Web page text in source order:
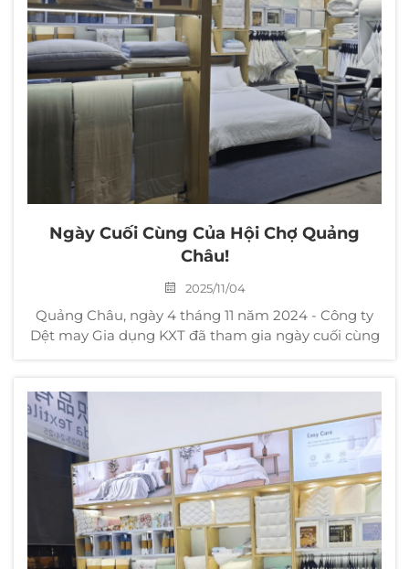
Ngày Cuối Cùng Của Hội Chợ Quảng
Châu!
2025/11/04
Quảng Châu, ngày 4 tháng 11 năm 2024 - Công ty
Dệt may Gia dụng KXT đã tham gia ngày cuối cùng
Triển lãm này đã đón tiếp lượng lớn khách hàng cũ
và mới từ xa tới, góp phần tăng cường thêm...